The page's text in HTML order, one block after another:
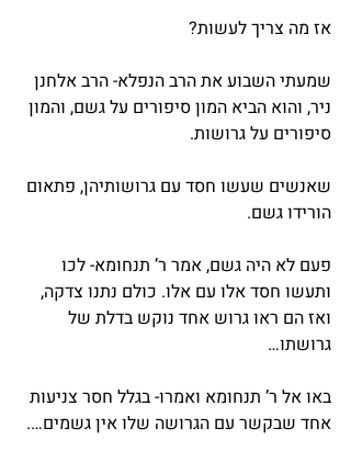
אז מה צריך לעשות?
שמעתי השבוע את הרב הנפלא- הרב אלחנן
ניר, והוא הביא המון סיפורים על גשם, והמון
סיפורים על גרושות.
שאנשים שעשו חסד עם גרושותיהן, פתאום
הורידו גשם.
פעם לא היה גשם, אמר ר’ תנחומא- לכו
ותעשו חסד אלו עם אלו. כולם נתנו צדקה,
ואז הם ראו גרוש אחד נוקש בדלת של
גרושתו…
באו אל ר’ תנחומא ואמרו- בגלל חסר צניעות
אחד שבקשר עם הגרושה שלו אין גשמים….